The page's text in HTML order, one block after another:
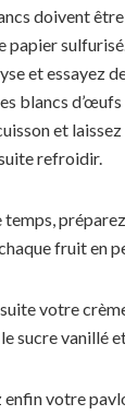
doivent
papier
et essayez
blancs
et
refroidir.
temps,
fruit en
votre
sucre vanillé
enfin votre